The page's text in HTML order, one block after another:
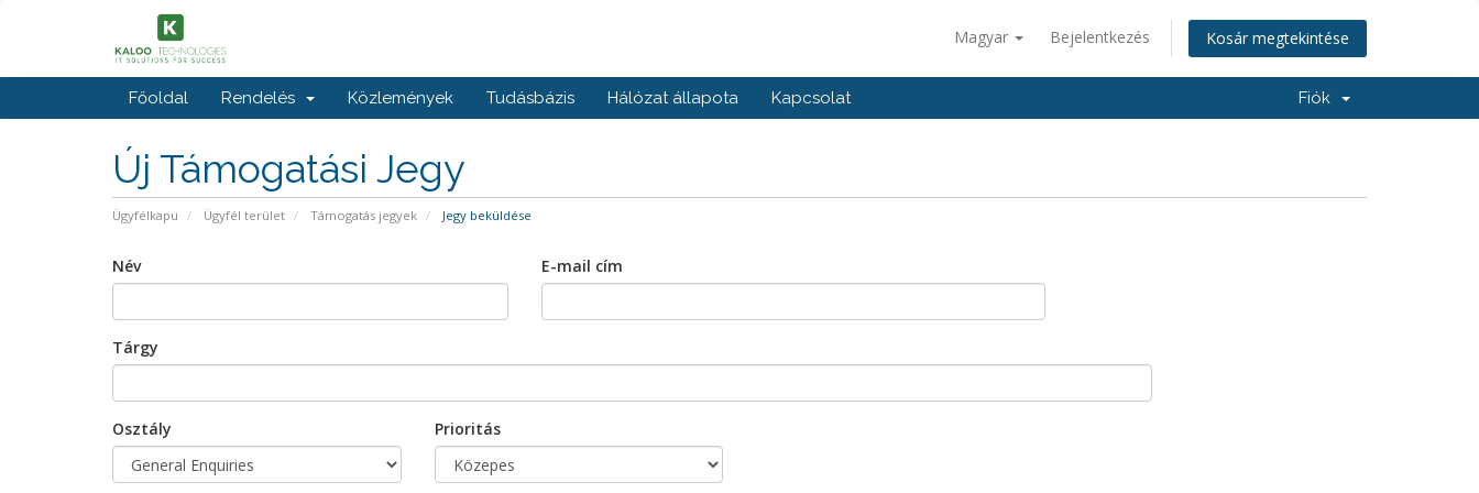
Magyar Bejelentkezés Kosár megtekintése
Főoldal Rendelés Közlemények Tudásbázis Hálózat állapota Kapcsolat Fiók
Új Támogatási Jegy
Ügyfélkapu Ügyfél terület Támogatás jegyek Jegy beküldése
Név E-mail cím
Tárgy
Osztály Prioritás